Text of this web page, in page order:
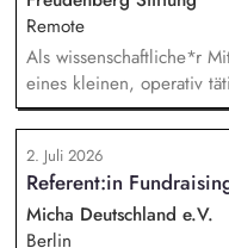
Remote
Als wissenschaftliche*r
eines kleinen, operativ
klaren Programmatik
implementiert. Sie
Umsetzung der
die
übersetzen
alltagsangebundene
2. Juli 2026
Referent:in
Micha Deutschland e.V.
Berlin